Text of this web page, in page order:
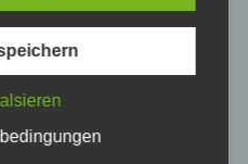
6 7 8
9
14
21
27
Daten
können Internetbasierte
sodass ein absoluter
werden kann. Aus
auch auf